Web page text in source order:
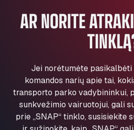
Andamur Pamplona
A-15 Salida Imarcoain, 31119
Andamur San Roman II
Anglia Motel
Washway Road, PE12 8LT
Anpol Sp. z o.o.
Ul. Torunska 147, 85884
Aqua Ariva GmbH
AR NORITE
Jei norėtumėte pasikalbėti
komandos narių apie tai,
transporto parko vadybininkui,
sunkvežimio vairuotojui, gali
prie „SNAP“ tinklo, susisiekite